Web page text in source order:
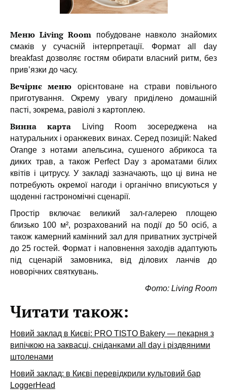
Меню Living Room побудоване навколо знайомих
смаків у сучасній інтерпретації. Формат all day
breakfast дозволяє гостям обирати власний ритм, без
прив’язки до часу.
Вечірнє меню орієнтоване на страви повільного
приготування. Окрему увагу приділено домашній
пасті, зокрема, равіолі з картоплею.
Винна карта Living Room зосереджена на
натуральних і оранжевих винах. Серед позицій: Naked
Orange з нотами апельсина, сушеного абрикоса та
диких трав, а також Perfect Day з ароматами білих
квітів і цитрусу. У закладі зазначають, що ці вина не
потребують окремої нагоди і органічно вписуються у
щоденні гастрономічні сценарії.
Простір включає великий зал-галерею площею
близько 100 м², розрахований на події до 50 осіб, а
також камерний камінний зал для приватних зустрічей
до 25 гостей. Формат і наповнення заходів адаптують
під сценарій замовника, від ділових ланчів до
новорічних святкувань.
Фото: Living Room
Читати також:
Новий заклад в Києві: PRO TISTO Bakery — пекарня з
випічкою на заквасці, сніданками all day і різдвяними
штоленами
Новий заклад: в Києві перевідкрили культовий бар
LoggerHead